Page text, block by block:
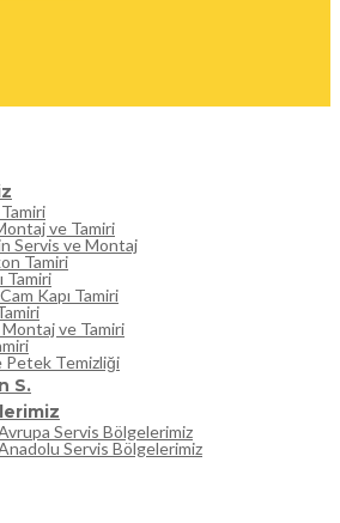
ve Tamiri
Servis ve Montaj
Tamiri
Tamiri
Kapı Tamiri
ve Tamiri
Petek Temizliği
S.
Servis Bölgelerimiz
Servis Bölgelerimiz